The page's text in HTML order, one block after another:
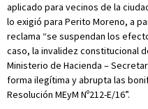
aplicado para vecinos de la
lo exigió para Perito Moreno, a
reclama “se suspendan los
caso, la invalidez constitucional
Ministerio de Hacienda –
forma ilegítima y abrupta las
Resolución MEyM Nº212-E/16”.